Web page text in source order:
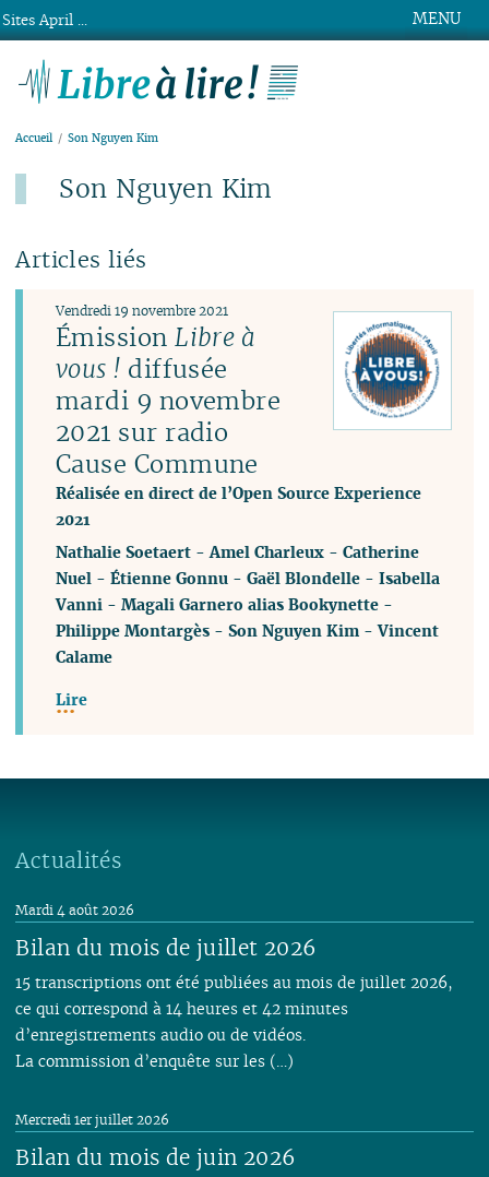
MENU
Accueil Son Nguyen Kim
Son Nguyen Kim
Articles liés
ÉmissionLibre à
vous ! diffusée
mardi 9 novembre
2021 sur radio
Cause Commune
Réalisée en direct de l’Open Source Experience
2021
Vendredi 19 novembre 2021
-Amel Charleux -Catherine
Nuel -Étienne Gonnu -Gaël Blondelle -Isabella
Vanni -Magali Garnero alias Bookynette -
Philippe Montargès -Son Nguyen Kim -Vincent
Calame
Lire
Actualités
Bilan du mois de juillet 2026
Mardi 4 août 2026
15 transcriptions ont été publiées au mois de juillet 2026,
ce qui correspond à 14 heures et 42 minutes
d’enregistrements audio ou de vidéos.
La commission d’enquête sur les (…)
Bilan du mois de juin 2026
Mercredi 1er juillet 2026
Sites April ...